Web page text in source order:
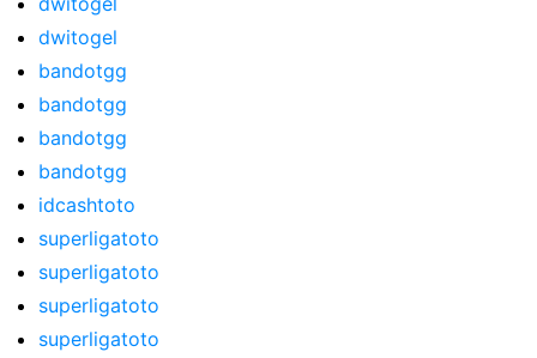
dwitogel
bandotgg
bandotgg
bandotgg
bandotgg
idcashtoto
superligatoto
superligatoto
superligatoto
superligatoto